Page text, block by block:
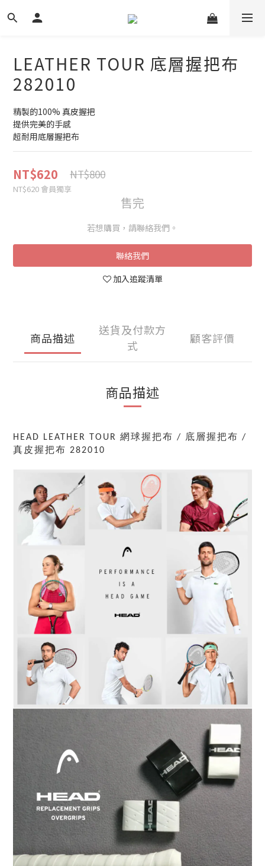
LEATHER TOUR 底層握把布
282010
精製的100% 真皮握把
提供完美的手感
超耐用底層握把布
NT$620 NT$800
NT$620 會員獨享
售完
若想購買，請聯絡我們。
聯絡我們
加入追蹤清單
商品描述
送貨及付款方
式
顧客評價
商品描述
HEAD LEATHER TOUR 網球握把布 / 底層握把布 /
真皮握把布 282010